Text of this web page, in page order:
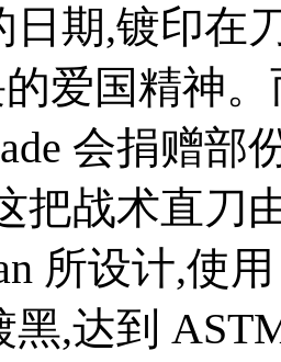
日期,镀印在
爱国精神
会捐赠
把战术直刀
所设计,使
黑,达到